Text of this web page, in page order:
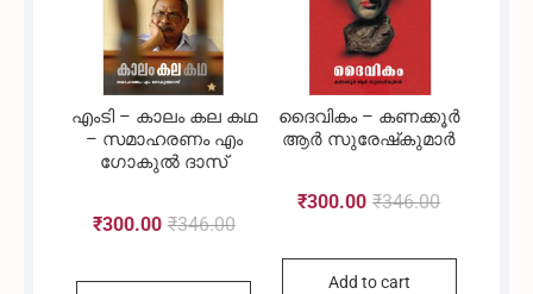
എംടി – കാലം കല കഥ
– സമാഹരണം എം
ഗോകുൽ ദാസ്
₹346.00Original
₹300.00 Current
ദൈവികം – കണക്കൂര്‍
ആര്‍ സുരേഷ്‌കുമാര്‍
₹346.00Original
₹300.00 Current
Add to cart